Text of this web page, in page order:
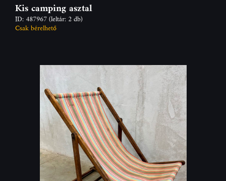
Kis camping asztal
ID: 487967(leltár: 2 db)
Csak bérelhető